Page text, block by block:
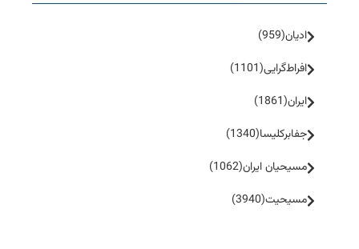
ادیان(959)
افراط‌گرایی(1101)
ایران(1861)
جفا‌بر‌کلیسا(1340)
مسیحیان ایران(1062)
مسیحیت(3940)